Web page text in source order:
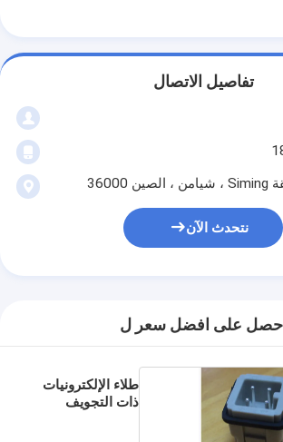
تفاصيل الاتصال
نتحدث الآن
احصل على افضل سعر ل
طلاء الإلكترونيات
ذات التجويف